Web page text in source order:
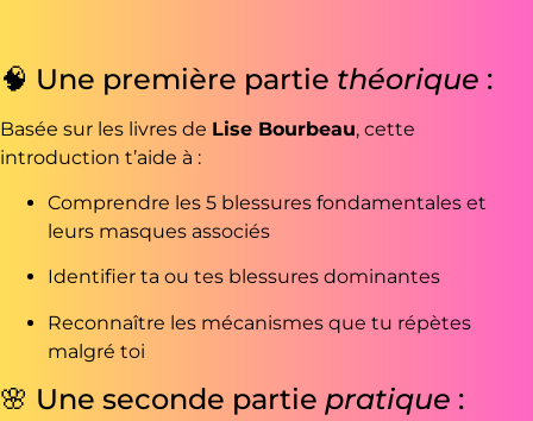
🧠 Une première partie théorique :
Basée sur les livres de Lise Bourbeau, cette
introduction t’aide à :
Comprendre les 5 blessures fondamentales et
leurs masques associés
Identifier ta ou tes blessures dominantes
Reconnaître les mécanismes que tu répètes
malgré toi
🌸 Une seconde partie pratique :